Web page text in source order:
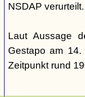
NSDAP verurteilt.
Laut Aussage
Gestapo am
Zeitpunkt rund